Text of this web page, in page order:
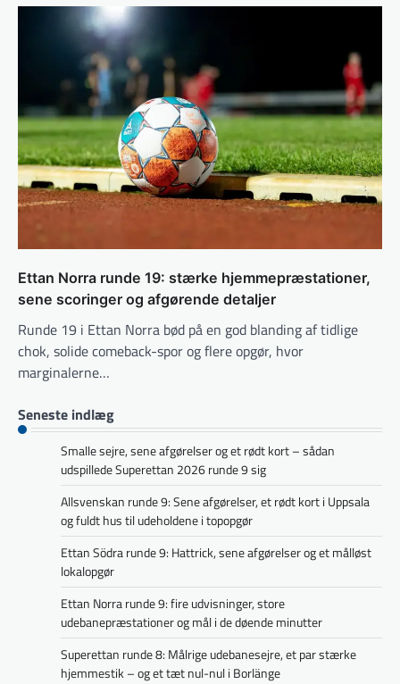
Ettan Norra runde 19: stærke hjemmepræstationer,
sene scoringer og afgørende detaljer
Runde 19 i Ettan Norra bød på en god blanding af tidlige
chok, solide comeback-spor og flere opgør, hvor
marginalerne…
Seneste indlæg
Smalle sejre, sene afgørelser og et rødt kort – sådan
udspillede Superettan 2026 runde 9 sig
Allsvenskan runde 9: Sene afgørelser, et rødt kort i Uppsala
og fuldt hus til udeholdene i topopgør
Ettan Södra runde 9: Hattrick, sene afgørelser og et målløst
lokalopgør
Ettan Norra runde 9: fire udvisninger, store
udebanepræstationer og mål i de døende minutter
Superettan runde 8: Målrige udebanesejre, et par stærke
hjemmestik – og et tæt nul-nul i Borlänge